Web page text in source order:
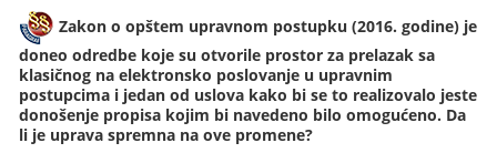
Zakon o opštem upravnom postupku (2016. godine) je
doneo odredbe koje su otvorile prostor za prelazak sa
klasičnog na elektronsko poslovanje u upravnim
postupcima i jedan od uslova kako bi se to realizovalo jeste
donošenje propisa kojim bi navedeno bilo omogućeno. Da
li je uprava spremna na ove promene?